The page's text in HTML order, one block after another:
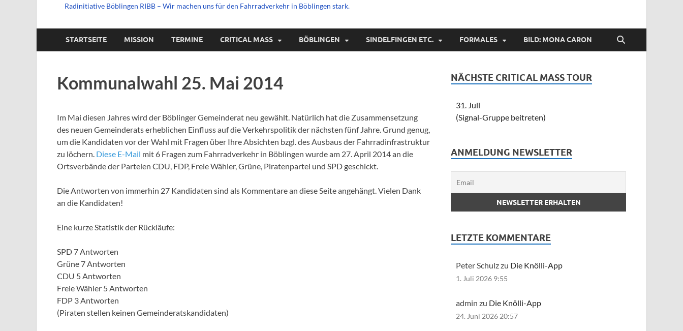
Radinitiative Böblingen RIBB – Wir machen uns für den Fahrradverkehr in Böblingen stark.
STARTSEITE MISSION TERMINE CRITICAL MASS BÖBLINGEN SINDELFINGEN ETC. FORMALES BILD: MONA CARON
Kommunalwahl 25. Mai 2014
Im Mai diesen Jahres wird der Böblinger Gemeinderat neu gewählt. Natürlich hat die Zusammensetzung
des neuen Gemeinderats erheblichen Einfluss auf die Verkehrspolitik der nächsten fünf Jahre. Grund genug,
um die Kandidaten vor der Wahl mit Fragen über Ihre Absichten bzgl. des Ausbaus der Fahrradinfrastruktur
zu löchern. Diese E-Mail mit 6 Fragen zum Fahrradverkehr in Böblingen wurde am 27. April 2014 an die
Ortsverbände der Parteien CDU, FDP, Freie Wähler, Grüne, Piratenpartei und SPD geschickt.
Die Antworten von immerhin 27 Kandidaten sind als Kommentare an diese Seite angehängt. Vielen Dank
an die Kandidaten!
Eine kurze Statistik der Rückläufe:
SPD 7 Antworten
Grüne 7 Antworten
CDU 5 Antworten
Freie Wähler 5 Antworten
FDP 3 Antworten
(Piraten stellen keinen Gemeinderatskandidaten)
NÄCHSTE CRITICAL MASS TOUR
31. Juli
(Signal-Gruppe beitreten)
ANMELDUNG NEWSLETTER
LETZTE KOMMENTARE
Peter Schulz zu Die Knölli-App
1. Juli 2026 9:55
admin zu Die Knölli-App
24. Juni 2026 20:57